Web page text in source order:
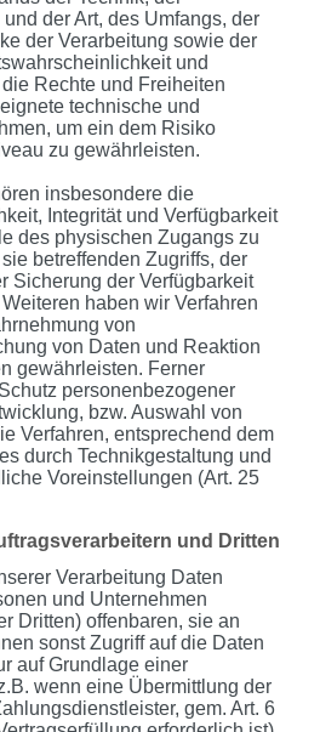
der Art, des Umfangs, der
der Verarbeitung sowie der
und
Rechte und Freiheiten
technische und
um ein dem Risiko
zu gewährleisten.
insbesondere die
Integrität und Verfügbarkeit
des physischen Zugangs zu
betreffenden Zugriffs, der
Sicherung der Verfügbarkeit
haben wir Verfahren
von
von Daten und Reaktion
gewährleisten. Ferner
personenbezogener
bzw. Auswahl von
Verfahren, entsprechend dem
durch Technikgestaltung und
Voreinstellungen (Art. 25
und Dritten
Verarbeitung Daten
und Unternehmen
Dritten) offenbaren, sie an
sonst Zugriff auf die Daten
auf Grundlage einer
wenn eine Übermittlung der
gem. Art. 6